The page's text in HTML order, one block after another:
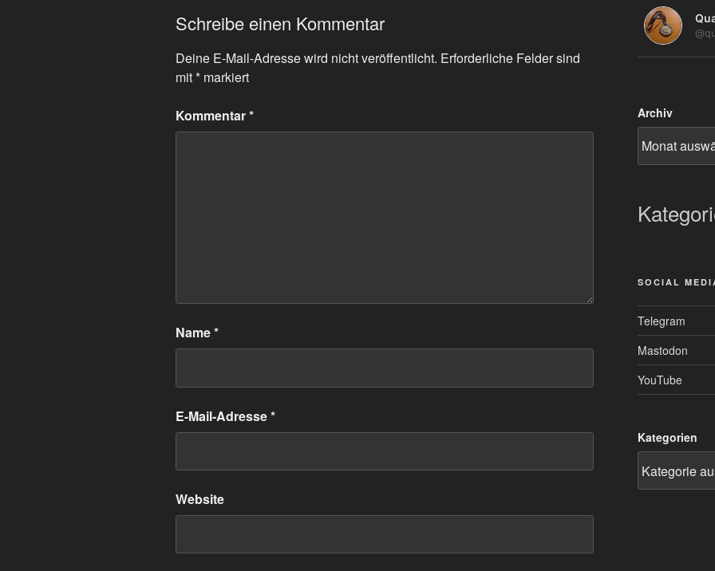
Schreibe einen Kommentar
Deine E-Mail-Adresse wird nicht veröffentlicht. Erforderliche Felder sind
mit* markiert
Kommentar*
Name*
E-Mail-Adresse*
Website
Archiv
SOCIAL
Telegram
Mastodon
YouTube
Kategorien